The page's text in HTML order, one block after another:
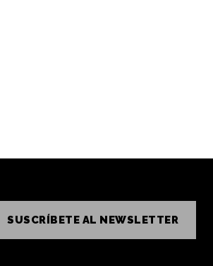
SUSCRÍBETE AL NEWSLETTER